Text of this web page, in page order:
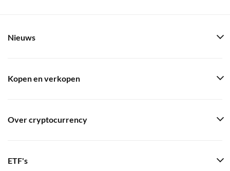
Nieuws
Kopen en verkopen
Over cryptocurrency
ETF's